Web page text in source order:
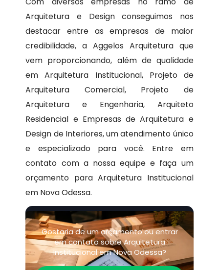
Arquitetura e Design conseguimos nos
destacar entre as empresas de maior
credibilidade, a Aggelos Arquitetura que
vem proporcionando, além de qualidade
em Arquitetura Institucional, Projeto de
Arquitetura Comercial, Projeto de
Arquitetura e Engenharia, Arquiteto
Residencial e Empresas de Arquitetura e
Design de Interiores, um atendimento único
e especializado para você. Entre em
contato com a nossa equipe e faça um
orçamento para Arquitetura Institucional
em Nova Odessa.
Gostaria de um orçamento ou entrar
em contato sobre Arquitetura
Institucional em Nova Odessa?